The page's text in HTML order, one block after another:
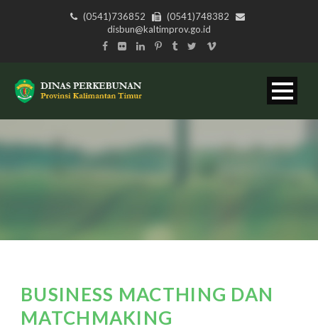
(0541)736852
(0541)748382
disbun@kaltimprov.go.id
BUSINESS MACTHING DAN
MATCHMAKING